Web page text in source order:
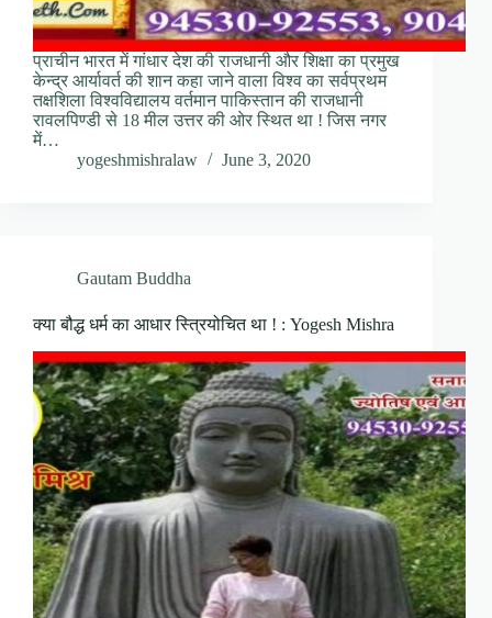
प्राचीन भारत में गांधार देश की राजधानी और शिक्षा का प्रमुख
केन्द्र आर्यावर्त की शान कहा जाने वाला विश्व का सर्वप्रथम
तक्षशिला विश्वविद्यालय वर्तमान पाकिस्तान की राजधानी
रावलपिण्डी से 18 मील उत्तर की ओर स्थित था ! जिस नगर
में…
yogeshmishralaw
June 3, 2020
Gautam Buddha
क्या बौद्ध धर्म का आधार स्त्रियोचित था ! : Yogesh Mishra